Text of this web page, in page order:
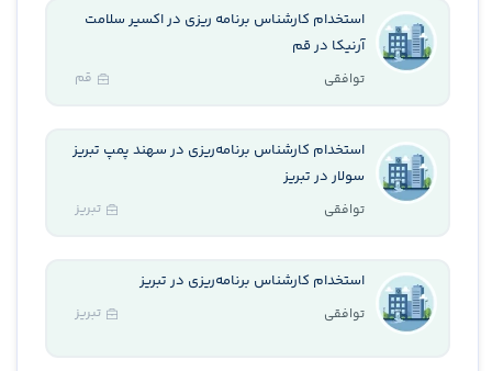
استخدام کارشناس برنامه ریزی در اکسیر سلامت
آرنیکا در قم
توافقی قم
استخدام کارشناس برنامه‌ریزی در سهند پمپ تبریز
سولار در تبریز
توافقی تبریز
استخدام کارشناس برنامه‌ریزی در تبریز
توافقی تبریز